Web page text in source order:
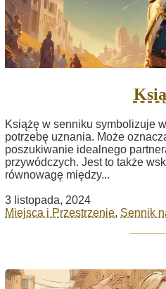
Książę w senniku symbolizuje
potrzebę uznania. Może
poszukiwanie idealnego
przywódczych. Jest to także
równowagę między...
3 listopada, 2024
Miejsca i Przestrzenie, Sennik